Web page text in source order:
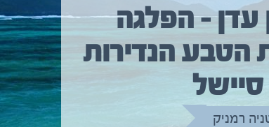
עדן – הפלגה
הטבע הנדירות
רמניק